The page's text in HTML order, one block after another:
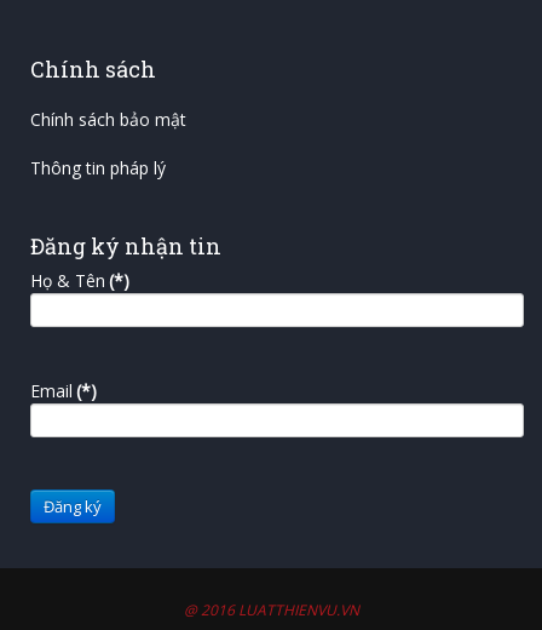
Chính sách
Chính sách bảo mật
Thông tin pháp lý
Đăng ký nhận tin
Họ & Tên (*)
Email (*)
@ 2016 LUATTHIENVU.VN